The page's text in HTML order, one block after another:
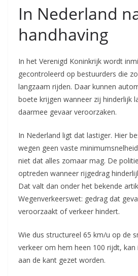
In Nederland
handhaving
In het Verenigd Koninkrijk wordt
gecontroleerd op bestuurders die
langzaam rijden. Daar kunnen
boete krijgen wanneer zij hinderlijk
daarmee gevaar veroorzaken.
In Nederland ligt dat lastiger. Hier
wegen geen vaste
niet dat alles zomaar mag. De
optreden wanneer rijgedrag
Dat valt dan onder het bekende
Wegenverkeerswet: gedrag dat
veroorzaakt of verkeer hindert.
Wie dus structureel 65 km/u op de
verkeer om hem heen 100 rijdt,
aan de kant gezet worden.